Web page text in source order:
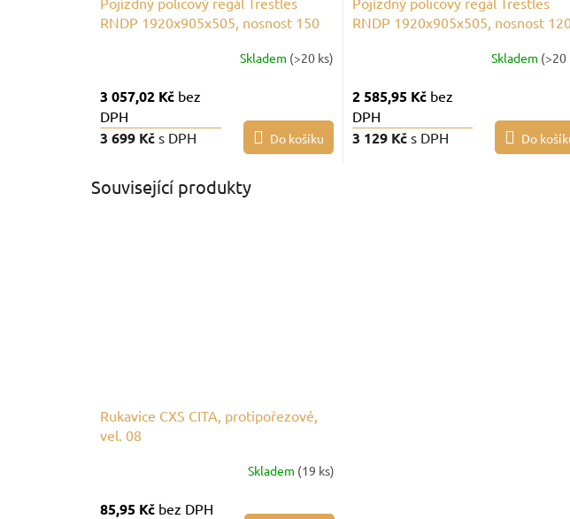
RNDP 1920x905x505, nosnost 150
Skladem (>20 ks)
3 057,02 Kč bez
DPH
3 699 Kč s DPH Do košíku
RNDP 1920x905x505, nosnost
Skladem (>20
2 585,95 Kč bez
DPH
3 129 Kč s DPH Do
Související produkty
Rukavice CXS CITA, protipořezové,
vel. 08
Skladem (19 ks)
85,95 Kč bez DPH